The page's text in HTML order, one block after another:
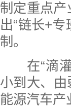
制定重点
出“链长+专
制。
在“滴灌
小到大、
能源汽车产